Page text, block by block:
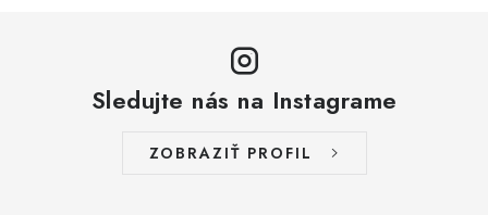
Sledujte nás na Instagrame
ZOBRAZIŤ PROFIL